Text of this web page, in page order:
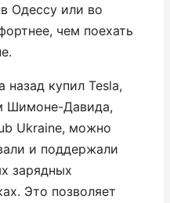
Одессу или во
чем поехать
назад купил Tesla,
Шимоне-Давида,
Ukraine, можно
и поддержали
зарядных
Это позволяет